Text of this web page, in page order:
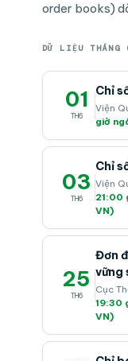
order books)
DỮ LIỆU THÁNG
01
TH6
Chỉ
Viện
giờ
03
TH6
Chỉ
Viện
21:00
VN)
25
TH6
Đơn
vững
Cục
19:30
VN)